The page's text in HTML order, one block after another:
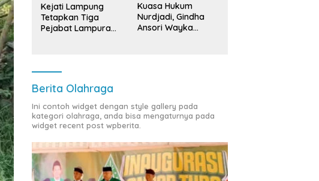
Kejati Lampung
Tetapkan Tiga
Pejabat Lampura
Kuasa Hukum
Nurdjadi, Gindha
Ansori Wayka
Berita Olahraga
Ini contoh widget dengan style gallery pada
kategori olahraga, anda bisa mengaturnya pada
widget recent post wpberita.